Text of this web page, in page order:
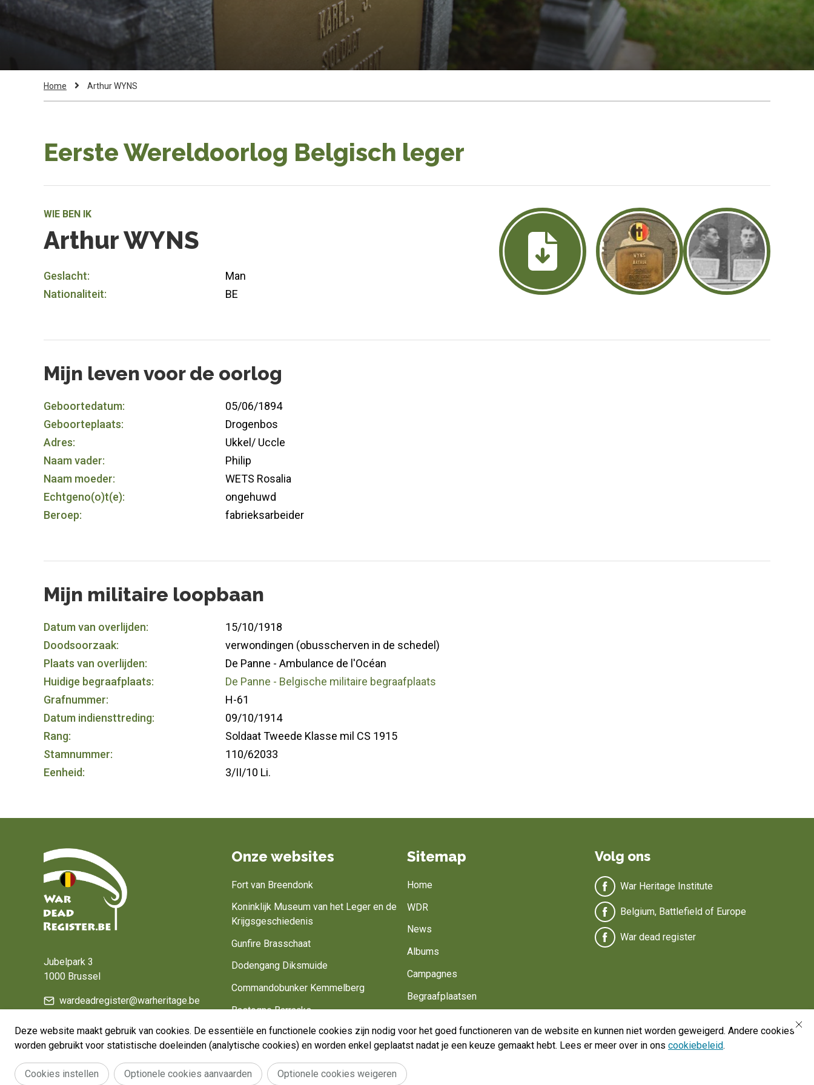
Deze website maakt gebruik van cookies. De essentiële en functionele cookies zijn nodig voor het goed functioneren van de website en kunnen niet worden geweigerd. Andere cookies
worden gebruikt voor statistische doeleinden (analytische cookies) en worden enkel geplaatst nadat je een keuze gemaakt hebt. Lees er meer over in ons cookiebeleid.
Cookies instellen Optionele cookies aanvaarden Optionele cookies weigeren
Kruimelpad
Home
Current
Arthur WYNS
Eerste Wereldoorlog Belgisch leger
WIE BEN IK
Arthur WYNS
Geslacht:
Man
Nationaliteit:
BE
Mijn leven voor de oorlog
Geboortedatum:
05/06/1894
Geboorteplaats:
Drogenbos
Adres:
Ukkel/ Uccle
Naam vader:
Philip
Naam moeder:
WETS Rosalia
Echtgeno(o)t(e):
ongehuwd
Beroep:
fabrieksarbeider
Mijn militaire loopbaan
Datum van overlijden:
15/10/1918
Doodsoorzaak:
verwondingen (obusscherven in de schedel)
Plaats van overlijden:
De Panne - Ambulance de l'Océan
Huidige begraafplaats:
De Panne - Belgische militaire begraafplaats
Grafnummer:
H-61
Datum indiensttreding:
09/10/1914
Rang:
Soldaat Tweede Klasse mil CS 1915
Stamnummer:
110/62033
Eenheid:
3/II/10 Li.
Jubelpark 3
1000 Brussel
wardeadregister@warheritage.be
Onze websites
Fort van Breendonk
Koninklijk Museum van het Leger en de
Krijgsgeschiedenis
Gunfire Brasschaat
Dodengang Diksmuide
Commandobunker Kemmelberg
Bastogne Barracks
Belgium, Battlefield of Europe
Sitemap
Home
WDR
News
Albums
Campagnes
Begraafplaatsen
Werk mee
Volg ons
War Heritage Institute
Belgium, Battlefield of Europe
War dead register